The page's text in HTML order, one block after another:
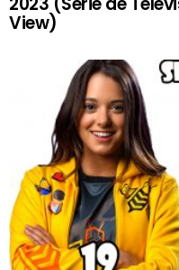
View)